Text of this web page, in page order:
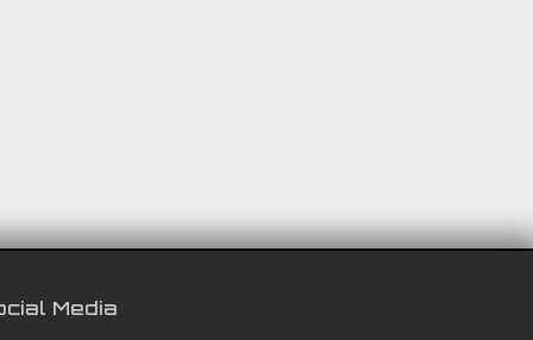
Media